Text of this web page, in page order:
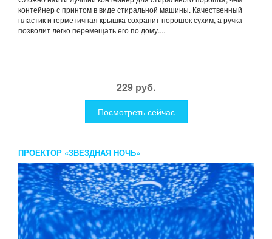
контейнер с принтом в виде стиральной машины. Качественный
пластик и герметичная крышка сохранит порошок сухим, а ручка
позволит легко перемещать его по дому....
229 руб.
Посмотреть сейчас
ПРОЕКТОР «ЗВЕЗДНАЯ НОЧЬ»